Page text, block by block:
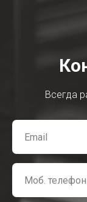
Всегда